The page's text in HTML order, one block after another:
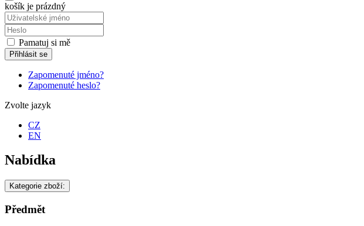
košík je prázdný
Pamatuj si mě
Přihlásit se
Zapomenuté jméno?
Zapomenuté heslo?
Zvolte jazyk
CZ
EN
Nabídka
Kategorie zboží:
Předmět